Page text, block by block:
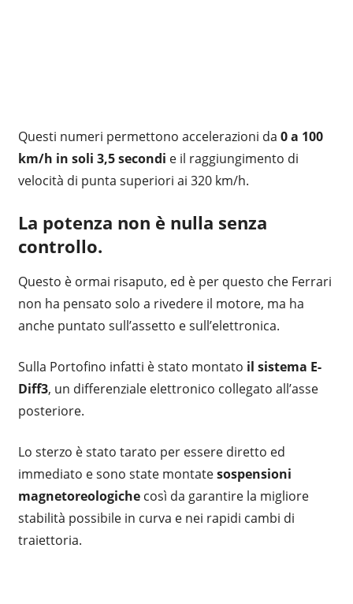
Questi numeri permettono accelerazioni da 0 a 100
km/h in soli 3,5 secondi e il raggiungimento di
velocità di punta superiori ai 320 km/h.
La potenza non è nulla senza
controllo.
Questo è ormai risaputo, ed è per questo che Ferrari
non ha pensato solo a rivedere il motore, ma ha
anche puntato sull’assetto e sull’elettronica.
Sulla Portofino infatti è stato montato il sistema E-
Diff3, un differenziale elettronico collegato all’asse
posteriore.
Lo sterzo è stato tarato per essere diretto ed
immediato e sono state montatesospensioni
magnetoreologichecosì da garantire la migliore
stabilità possibile in curva e nei rapidi cambi di
traiettoria.